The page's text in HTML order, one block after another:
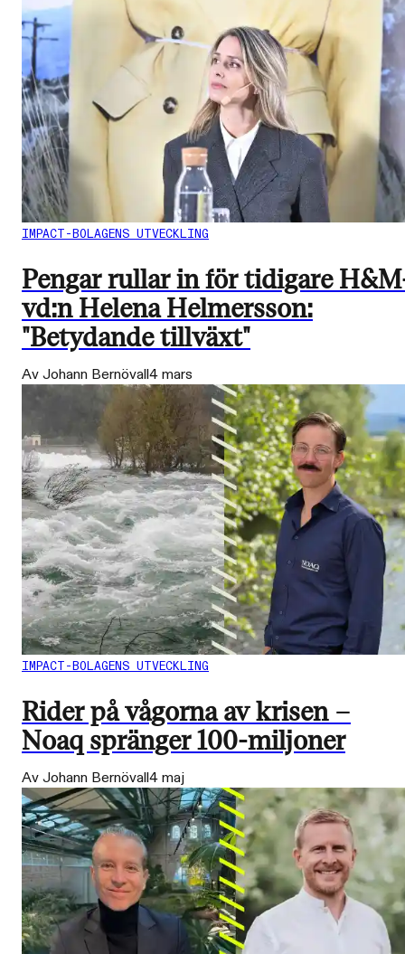
IMPACT-BOLAGENS UTVECKLING
Pengar rullar in för tidigare
vd:n Helena Helmersson:
"Betydande tillväxt"
Av Johann Bernövall4 mars
IMPACT-BOLAGENS UTVECKLING
Rider på vågorna av krisen –
Noaq spränger 100-miljoner
Av Johann Bernövall4 maj